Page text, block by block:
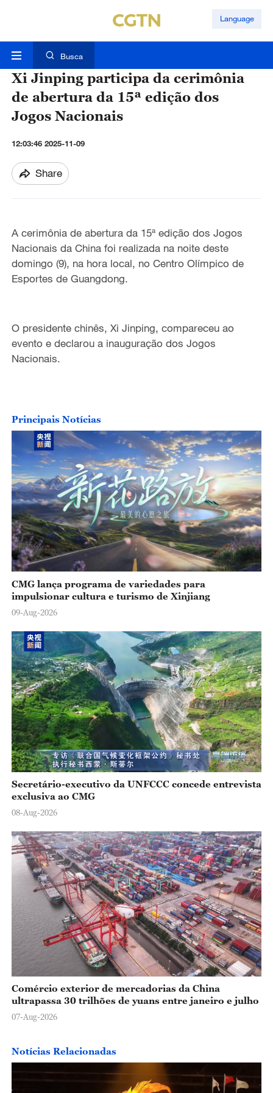
Language
Busca
Xi Jinping participa da cerimônia
de abertura da 15ª edição dos
Jogos Nacionais
12:03:46 2025-11-09
Share
A cerimônia de abertura da 15ª edição dos Jogos
Nacionais da China foi realizada na noite deste
domingo (9), na hora local, no Centro Olímpico de
Esportes de Guangdong.
O presidente chinês, Xi Jinping, compareceu ao
evento e declarou a inauguração dos Jogos
Nacionais.
Principais Notícias
CMG lança programa de variedades para
impulsionar cultura e turismo de Xinjiang
09-Aug-2026
Secretário-executivo da UNFCCC concede entrevista
exclusiva ao CMG
08-Aug-2026
Comércio exterior de mercadorias da China
ultrapassa 30 trilhões de yuans entre janeiro e julho
07-Aug-2026
Notícias Relacionadas